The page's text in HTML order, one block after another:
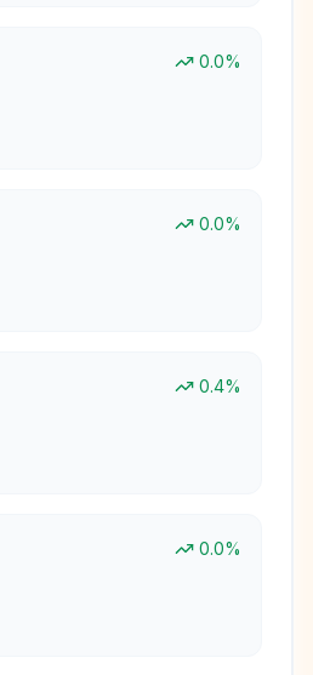
0.0%
0.0%
0.4%
0.0%